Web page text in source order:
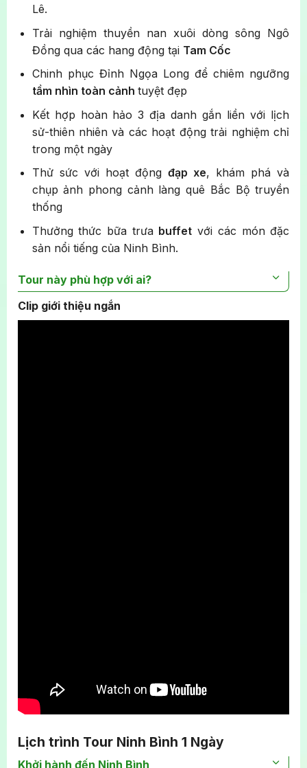
Lê.
Trải nghiệm thuyền nan xuôi dòng sông Ngô
Đồng qua các hang động tại Tam Cốc
Chinh phục Đỉnh Ngọa Long để chiêm ngưỡng
tầm nhìn toàn cảnh tuyệt đẹp
Kết hợp hoàn hảo 3 địa danh gắn liền với lịch
sử-thiên nhiên và các hoạt động trải nghiệm chỉ
trong một ngày
Thử sức với hoạt động đạp xe, khám phá và
chụp ảnh phong cảnh làng quê Bắc Bộ truyền
thống
Thưởng thức bữa trưa buffet với các món đặc
sản nổi tiếng của Ninh Bình.
Tour này phù hợp với ai?
Người ưa thích vận động và phiêu lưu để tìm ra
những khung cảnh tuyệt đẹp.
Clip giới thiệu ngắn
Lịch trình Tour Ninh Bình 1 Ngày
Khởi hành đến Ninh Bình